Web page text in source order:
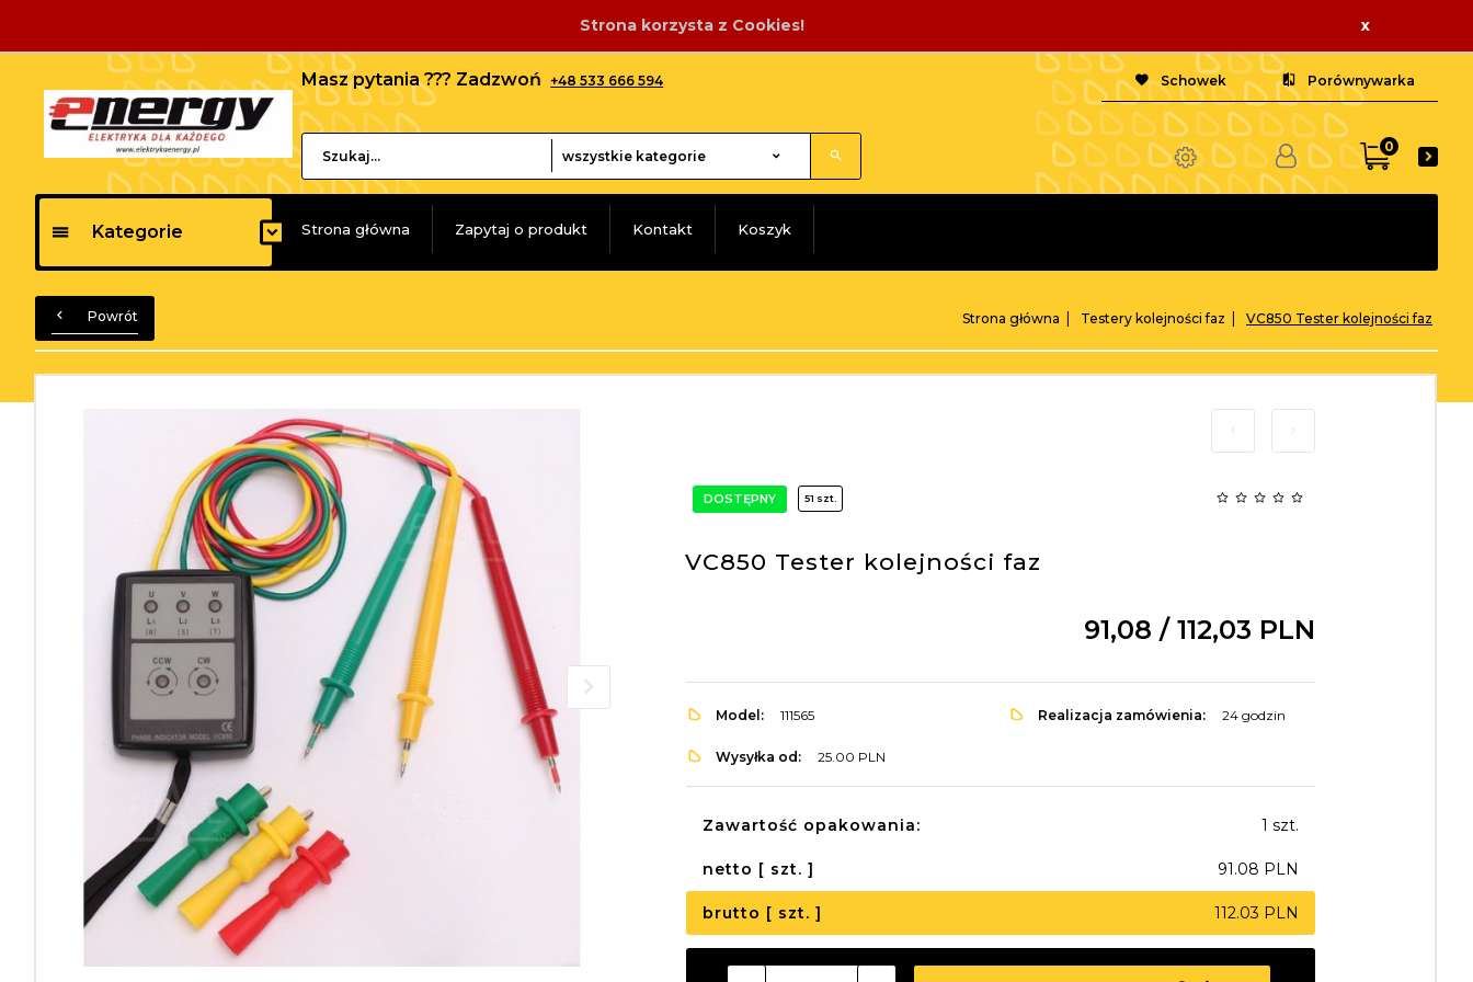
Strona korzysta z Cookies! x
Masz pytania ??? Zadzwoń +48 533 666 594
categories_searcher
wszystkie kategorie
Schowek Porównywarka
0
Kategorie Strona główna Zapytaj o produkt Kontakt Koszyk
Powrót Strona główna Testery kolejności faz VC850 Tester kolejności faz
DOSTĘPNY 51 szt.
VC850 Tester kolejności faz
91,08 / 112,03 PLN
Model: 111565 Realizacja zamówienia: 24 godzin
Wysyłka od: 25.00 PLN
Zawartość opakowania: 1 szt.
netto [ szt. ] 91.08 PLN
brutto [ szt. ] 112.03 PLN